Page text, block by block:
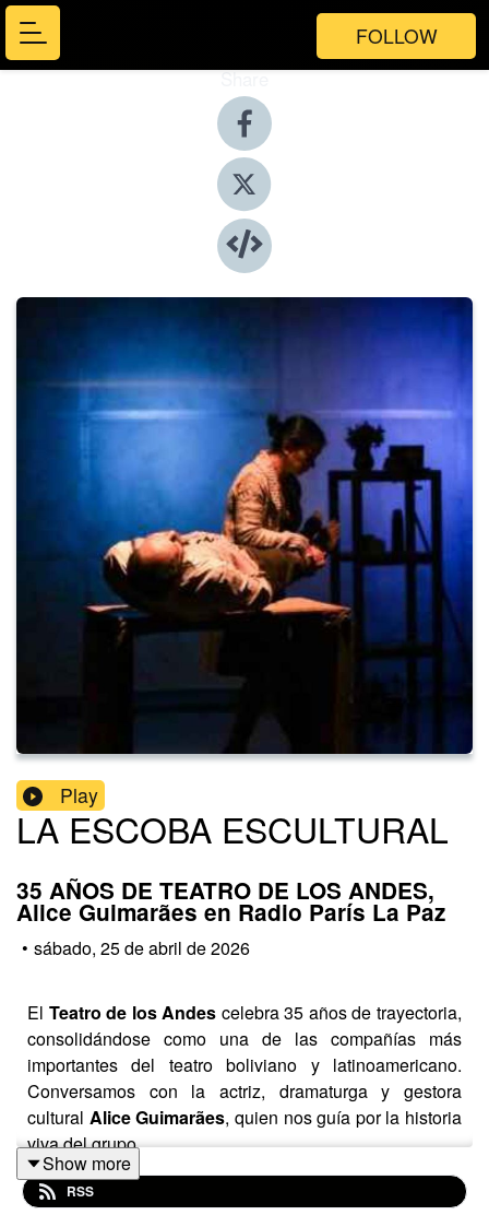
FOLLOW
Share
Play
LA ESCOBA ESCULTURAL
35 AÑOS DE TEATRO DE LOS ANDES,
Alice Guimarães en Radio París La Paz
• sábado, 25 de abril de 2026
El Teatro de los Andes celebra 35 años de trayectoria,
consolidándose como una de las compañías más
importantes del teatro boliviano y latinoamericano.
Conversamos con la actriz, dramaturga y gestora
cultural Alice Guimarães, quien nos guía por la historia
viva del grupo.
En esta conversación recorremos hitos, anécdotas y
procesos que han marcado su camino, así como las
Show more
RSS